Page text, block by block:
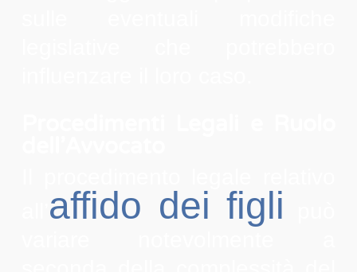
affido dei figli